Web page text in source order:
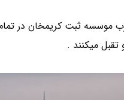
ثبت کریمخان در تمام
میکنند .